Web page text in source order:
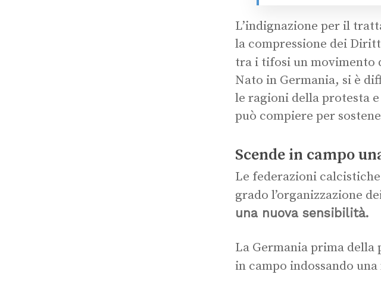
L’indignazione per il
la compressione dei
tra i tifosi un movimento
Nato in Germania, si è
le ragioni della protesta
può compiere per
Scende in campo
Le federazioni
grado l’organizzazione
una nuova sensibilità.
La Germania prima della
in campo indossando